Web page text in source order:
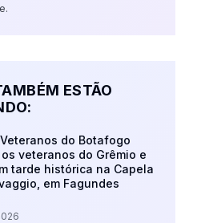
ESTÃO
do Botafogo
veteranos do Grêmio e
tarde histórica na Capela
em Fagundes